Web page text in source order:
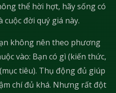
thể hời hợt, hãy sống có
cuộc đời quý giá này.
không nên theo phương
vào: Bạn có gì (kiến thức,
tiêu). Thụ động đủ giúp
chí đủ khá. Nhưng rất đột